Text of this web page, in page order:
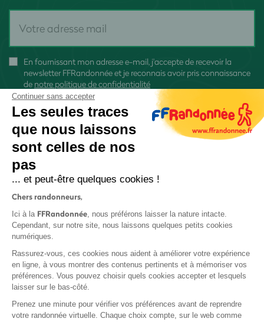
En fournissant mon adresse e-mail, j'accepte de recevoir la
newsletter FFRandonnée et je reconnais avoir pris connaissance
de notre politique de confidentialité
Protection des données
Politique de confidentialité
Continuer sans accepter
Les seules traces
que nous laissons
sont celles de nos
pas
... et peut-être quelques cookies !
Chers randonneurs,
Ici à la FFRandonnée, nous préférons laisser la nature intacte.
Cependant, sur notre site, nous laissons quelques petits cookies
numériques.
Rassurez-vous, ces cookies nous aident à améliorer votre expérience
en ligne, à vous montrer des contenus pertinents et à mémoriser vos
préférences. Vous pouvez choisir quels cookies accepter et lesquels
laisser sur le bas-côté.
Prenez une minute pour vérifier vos préférences avant de reprendre
votre randonnée virtuelle. Chaque choix compte, sur le web comme